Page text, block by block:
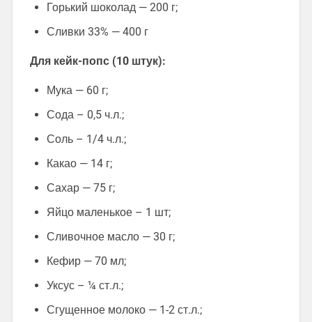
Горький шоколад — 200 г;
Сливки 33% — 400 г
Для кейк-попс (10 штук):
Мука — 60 г;
Сода – 0,5 ч.л.;
Соль – 1/4 ч.л.;
Какао — 14 г;
Сахар — 75 г;
Яйцо маленькое – 1 шт;
Сливочное масло — 30 г;
Кефир — 70 мл;
Уксус – ¼ ст.л.;
Сгущенное молоко — 1-2 ст.л.;